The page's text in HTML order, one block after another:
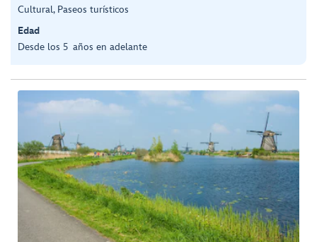
Cultural, Paseos turísticos
Edad
Desde los 5 años en adelante